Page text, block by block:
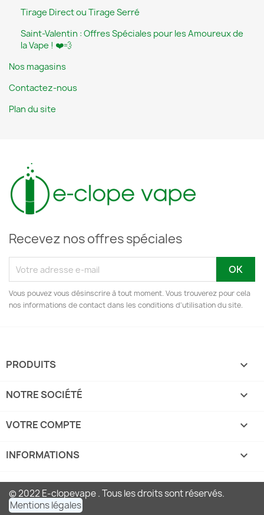
Tirage Direct ou Tirage Serré
Saint-Valentin : Offres Spéciales pour les Amoureux de
la Vape ! ❤️💨
Nos magasins
Contactez-nous
Plan du site
Recevez nos offres spéciales
Vous pouvez vous désinscrire à tout moment. Vous trouverez pour cela
nos informations de contact dans les conditions d'utilisation du site.
PRODUITS 
NOTRE SOCIÉTÉ 
VOTRE COMPTE 
INFORMATIONS keyboard_arrow_down
© 2022 E-clopevape . Tous les droits sont réservés.
Mentions légales